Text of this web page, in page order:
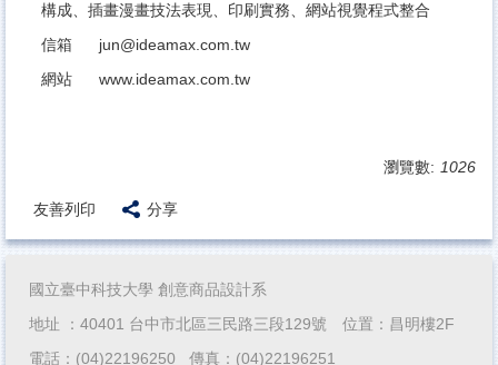
構成、插畫漫畫技法表現、印刷實務、網站視覺程式整合
信箱 jun@ideamax.com.tw
網站 www.ideamax.com.tw
瀏覽數: 1026
友善列印 分享
國立臺中科技大學 創意商品設計系
地址 ：40401 台中市北區三民路三段129號 位置：昌明樓2F
電話：(04)22196250 傳真：(04)22196251